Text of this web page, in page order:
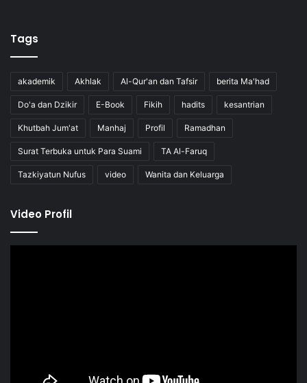
Tags
akademik Akhlak Al-Qur'an dan Tafsir berita Ma'had
Do'a dan Dzikir E-Book Fikih hadits kesantrian
Khutbah Jum'at Manhaj Profil Ramadhan
Surat Terbuka untuk Para Suami TA Al-Faruq
Tazkiyatun Nufus video Wanita dan Keluarga
Video Profil